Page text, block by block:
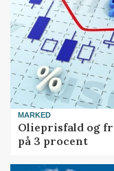
MARKED
Olieprisfald og
på 3 procent